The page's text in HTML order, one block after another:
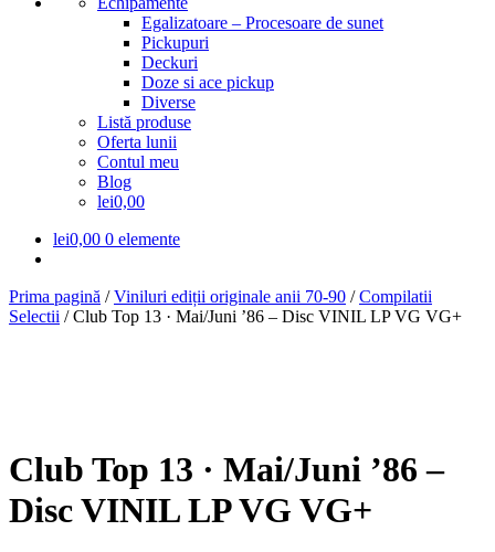
Egalizatoare – Procesoare de sunet
Pickupuri
Deckuri
Doze si ace pickup
Diverse
Listă produse
Oferta lunii
Contul meu
Blog
lei0,00
lei0,00 0 elemente
Prima pagină /Viniluri ediții originale anii 70-90 /Compilatii
Selectii /Club Top 13 ­· Mai/Juni ’86 – Disc VINIL LP VG VG+
Club Top 13 ­· Mai/Juni ’86 –
Disc VINIL LP VG VG+